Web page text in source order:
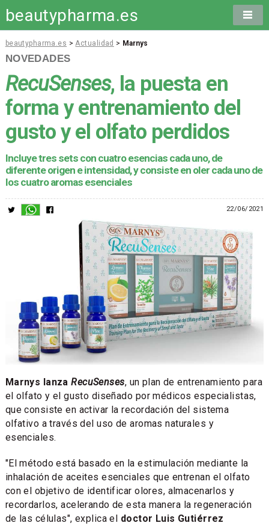
beautypharma.es
beautypharma.es >Actualidad > Marnys
NOVEDADES
RecuSenses, la puesta en
forma y entrenamiento del
gusto y el olfato perdidos
Incluye tres sets con cuatro esencias cada uno, de
diferente origen e intensidad, y consiste en oler cada uno de
los cuatro aromas esenciales
22/06/2021
Marnys lanzaRecuSenses, un plan de entrenamiento para
el olfato y el gusto diseñado por médicos especialistas,
que consiste en activar la recordación del sistema
olfativo a través del uso de aromas naturales y
esenciales.
"El método está basado en la estimulación mediante la
inhalación de aceites esenciales que entrenan el olfato
con el objetivo de identificar olores, almacenarlos y
recordarlos, acelerando de esta manera la regeneración
de las células", explica el doctor Luis Gutiérrez